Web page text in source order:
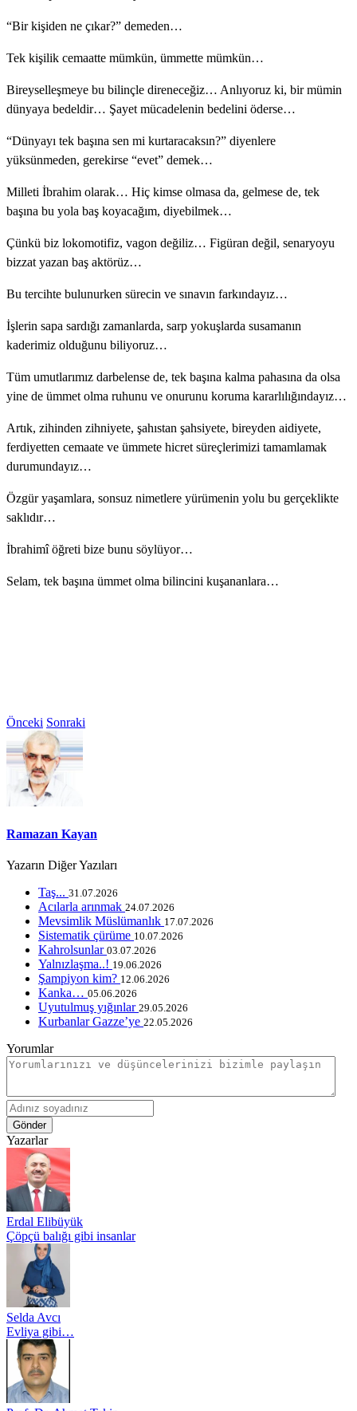
“Bir kişiden ne çıkar?” demeden…
Tek kişilik cemaatte mümkün, ümmette mümkün…
Bireyselleşmeye bu bilinçle direneceğiz… Anlıyoruz ki, bir mümin
dünyaya bedeldir… Şayet mücadelenin bedelini öderse…
“Dünyayı tek başına sen mi kurtaracaksın?” diyenlere
yüksünmeden, gerekirse “evet” demek…
Milleti İbrahim olarak… Hiç kimse olmasa da, gelmese de, tek
başına bu yola baş koyacağım, diyebilmek…
Çünkü biz lokomotifiz, vagon değiliz… Figüran değil, senaryoyu
bizzat yazan baş aktörüz…
Bu tercihte bulunurken sürecin ve sınavın farkındayız…
İşlerin sapa sardığı zamanlarda, sarp yokuşlarda susamanın
kaderimiz olduğunu biliyoruz…
Tüm umutlarımız darbelense de, tek başına kalma pahasına da olsa
yine de ümmet olma ruhunu ve onurunu koruma kararlılığındayız…
Artık, zihinden zihniyete, şahıstan şahsiyete, bireyden aidiyete,
ferdiyetten cemaate ve ümmete hicret süreçlerimizi tamamlamak
durumundayız…
Özgür yaşamlara, sonsuz nimetlere yürümenin yolu bu gerçeklikte
saklıdır…
İbrahimî öğreti bize bunu söylüyor…
Selam, tek başına ümmet olma bilincini kuşananlara…
Önceki Sonraki
Ramazan Kayan
Yazarın Diğer Yazıları
Taş... 31.07.2026
Acılarla arınmak 24.07.2026
Mevsimlik Müslümanlık 17.07.2026
Sistematik çürüme 10.07.2026
Kahrolsunlar 03.07.2026
Yalnızlaşma..! 19.06.2026
Şampiyon kim? 12.06.2026
Kanka… 05.06.2026
Uyutulmuş yığınlar 29.05.2026
Kurbanlar Gazze’ye 22.05.2026
Yorumlar
Gönder
Yazarlar
Erdal Elibüyük
Çöpçü balığı gibi insanlar
Selda Avcı
Evliya gibi…